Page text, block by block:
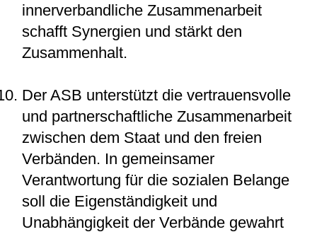
innerverbandliche Zusammenarbeit
schafft Synergien und stärkt den
Zusammenhalt.
Der ASB unterstützt die vertrauensvolle
und partnerschaftliche Zusammenarbeit
zwischen dem Staat und den freien
Verbänden. In gemeinsamer
Verantwortung für die sozialen Belange
soll die Eigenständigkeit und
Unabhängigkeit der Verbände gewahrt